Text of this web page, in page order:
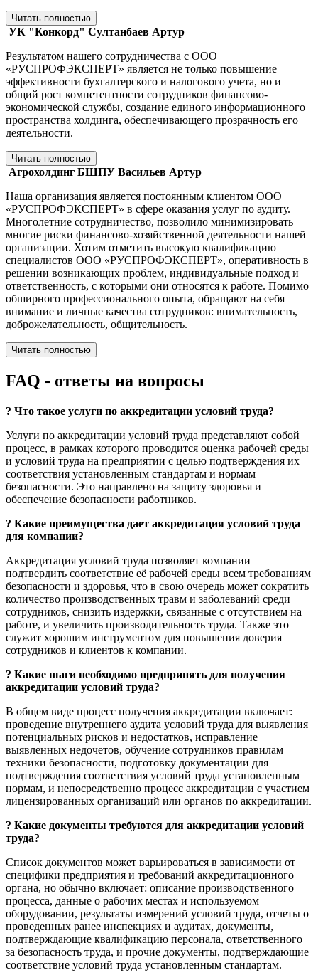
Читать полностью
УК "Конкорд" Султанбаев Артур
Результатом нашего сотрудничества с ООО
«РУСПРОФЭКСПЕРТ» является не только повышение
эффективности бухгалтерского и налогового учета, но и
общий рост компетентности сотрудников финансово-
экономической службы, создание единого информационного
пространства холдинга, обеспечивающего прозрачность его
деятельности.
Читать полностью
Агрохолдинг БШПУ Васильев Артур
Наша организация является постоянным клиентом ООО
«РУСПРОФЭКСПЕРТ» в сфере оказания услуг по аудиту.
Многолетние сотрудничество, позволило минимизировать
многие риски финансово-хозяйственной деятельности нашей
организации. Хотим отметить высокую квалификацию
специалистов ООО «РУСПРОФЭКСПЕРТ», оперативность в
решении возникающих проблем, индивидуальные подход и
ответственность, с которыми они относятся к работе. Помимо
обширного профессионального опыта, обращают на себя
внимание и личные качества сотрудников: внимательность,
доброжелательность, общительность.
Читать полностью
FAQ - ответы на вопросы
? Что такое услуги по аккредитации условий труда?
Услуги по аккредитации условий труда представляют собой
процесс, в рамках которого проводится оценка рабочей среды
и условий труда на предприятии с целью подтверждения их
соответствия установленным стандартам и нормам
безопасности. Это направлено на защиту здоровья и
обеспечение безопасности работников.
? Какие преимущества дает аккредитация условий труда
для компании?
Аккредитация условий труда позволяет компании
подтвердить соответствие её рабочей среды всем требованиям
безопасности и здоровья, что в свою очередь может сократить
количество производственных травм и заболеваний среди
сотрудников, снизить издержки, связанные с отсутствием на
работе, и увеличить производительность труда. Также это
служит хорошим инструментом для повышения доверия
сотрудников и клиентов к компании.
? Какие шаги необходимо предпринять для получения
аккредитации условий труда?
В общем виде процесс получения аккредитации включает:
проведение внутреннего аудита условий труда для выявления
потенциальных рисков и недостатков, исправление
выявленных недочетов, обучение сотрудников правилам
техники безопасности, подготовку документации для
подтверждения соответствия условий труда установленным
нормам, и непосредственно процесс аккредитации с участием
лицензированных организаций или органов по аккредитации.
? Какие документы требуются для аккредитации условий
труда?
Список документов может варьироваться в зависимости от
специфики предприятия и требований аккредитационного
органа, но обычно включает: описание производственного
процесса, данные о рабочих местах и используемом
оборудовании, результаты измерений условий труда, отчеты о
проведенных ранее инспекциях и аудитах, документы,
подтверждающие квалификацию персонала, ответственного
за безопасность труда, и прочие документы, подтверждающие
соответствие условий труда установленным стандартам.